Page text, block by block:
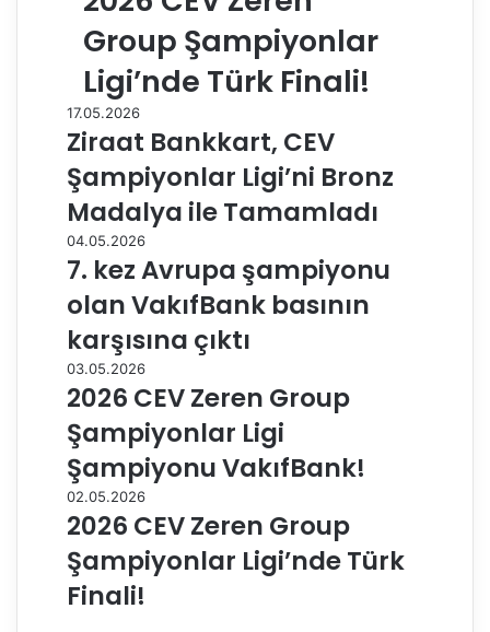
Group Şampiyonlar
Ligi’nde Türk Finali!
17.05.2026
Ziraat Bankkart, CEV
Şampiyonlar Ligi’ni Bronz
Madalya ile Tamamladı
04.05.2026
7. kez Avrupa şampiyonu
olan VakıfBank basının
karşısına çıktı
03.05.2026
2026 CEV Zeren Group
Şampiyonlar Ligi
Şampiyonu VakıfBank!
02.05.2026
2026 CEV Zeren Group
Şampiyonlar Ligi’nde Türk
Finali!